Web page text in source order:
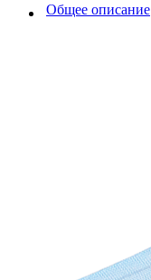
Общее описание